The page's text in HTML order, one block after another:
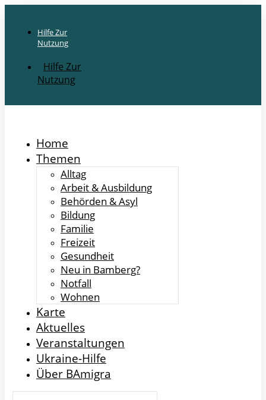
Hilfe Zur
Nutzung
Hilfe Zur
Nutzung
Home
Themen
Alltag
Arbeit & Ausbildung
Behörden & Asyl
Bildung
Familie
Freizeit
Gesundheit
Neu in Bamberg?
Notfall
Wohnen
Karte
Aktuelles
Veranstaltungen
Ukraine-Hilfe
Über BAmigra